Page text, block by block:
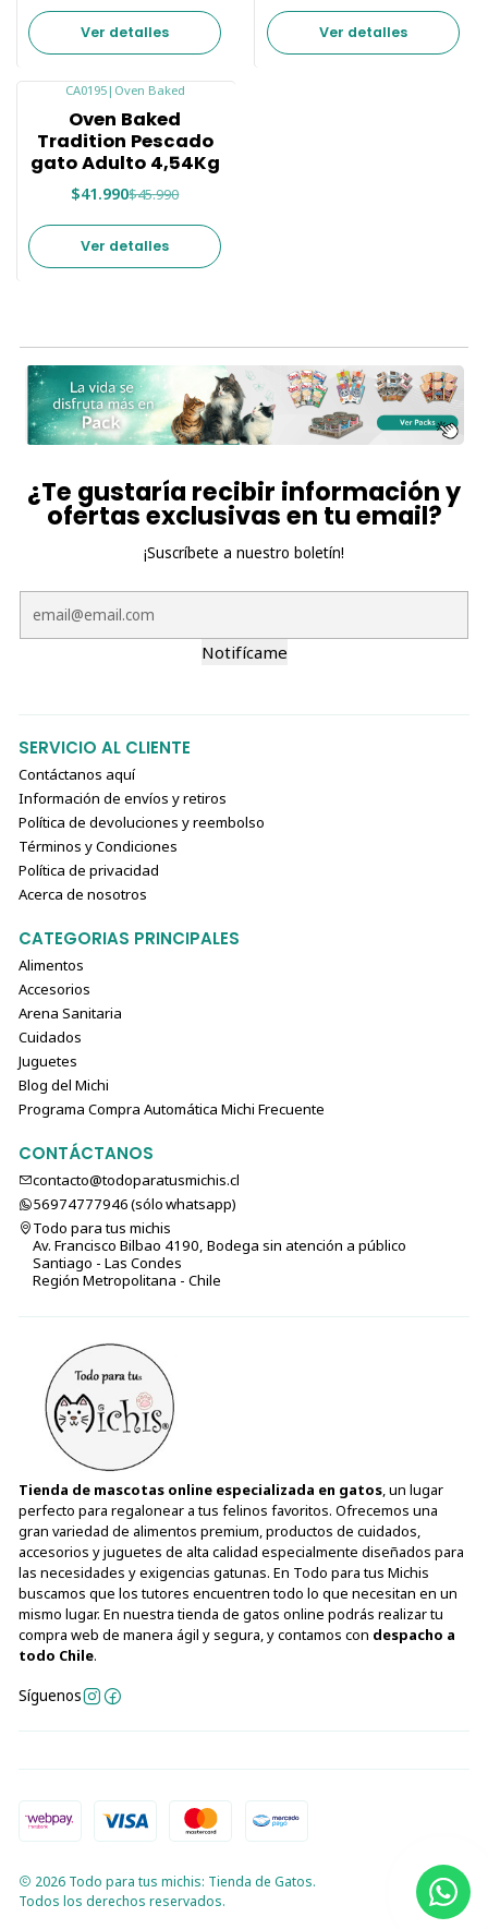
Ver detalles Ver detalles
Agotado
CA0195| Oven Baked
Oven Baked
Tradition Pescado
gato Adulto 4,54Kg
$41.990$45.990
Ver detalles
¿Te gustaría recibir información y
ofertas exclusivas en tu email?
¡Suscríbete a nuestro boletín!
Notifícame
SERVICIO AL CLIENTE
Contáctanos aquí
Información de envíos y retiros
Política de devoluciones y reembolso
Términos y Condiciones
Política de privacidad
Acerca de nosotros
CATEGORIAS PRINCIPALES
Alimentos
Accesorios
Arena Sanitaria
Cuidados
Juguetes
Blog del Michi
Programa Compra Automática Michi Frecuente
CONTÁCTANOS
contacto@todoparatusmichis.cl
56974777946 (sólo⁣⁣⁣⁣⁣​​​​​​​​​​​​​​​ whatsapp)
Todo para tus michis
Av. Francisco Bilbao 4190, Bodega sin atención a público
Santiago - Las Condes
Región Metropolitana - Chile
Tienda de mascotas online especializada en gatos, un lugar
perfecto para regalonear a tus felinos favoritos. Ofrecemos una
gran variedad de alimentos premium, productos de cuidados,
accesorios y juguetes de alta calidad especialmente diseñados para
las necesidades y exigencias gatunas. En Todo para tus Michis
buscamos que los tutores encuentren todo lo que necesitan en un
mismo lugar. En nuestra tienda de gatos online podrás realizar tu
compra web de manera ágil y segura, y contamos con despacho a
todo Chile.
Síguenos
2026 Todo para tus michis: Tienda de Gatos.
Todos los derechos reservados.